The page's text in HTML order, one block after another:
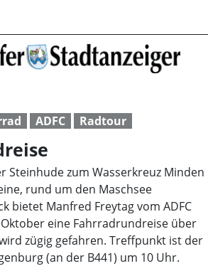
ADFC Radtour
Steinhude zum Wasserkreuz Minden
rund um den Maschsee
bietet Manfred Freytag vom ADFC
eine Fahrradrundreise über
zügig gefahren. Treffpunkt ist der
(an der B441) um 10 Uhr.